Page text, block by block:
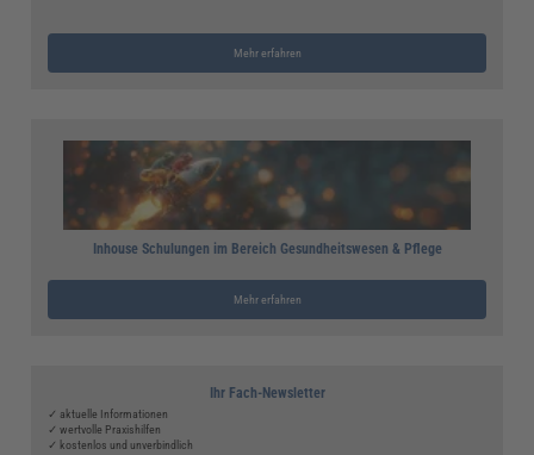
Mehr erfahren
Inhouse Schulungen im Bereich Gesundheitswesen & Pflege
Mehr erfahren
Ihr Fach-Newsletter
✓ aktuelle Informationen
✓ wertvolle Praxishilfen
✓ kostenlos und unverbindlich